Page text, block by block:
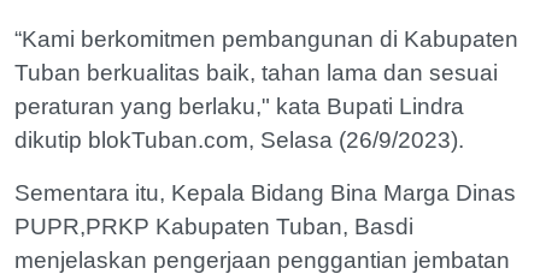
“Kami berkomitmen pembangunan di Kabupaten
Tuban berkualitas baik, tahan lama dan sesuai
peraturan yang berlaku," kata Bupati Lindra
dikutip blokTuban.com, Selasa (26/9/2023).
Sementara itu, Kepala Bidang Bina Marga Dinas
PUPR,PRKP Kabupaten Tuban, Basdi
menjelaskan pengerjaan penggantian jembatan